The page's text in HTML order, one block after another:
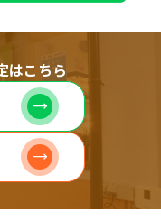
はこちら